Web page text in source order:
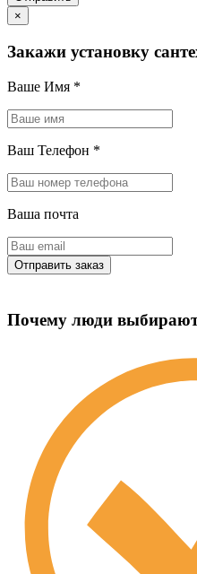
×
Закажи установку
Ваше Имя *
Ваш Телефон *
Ваша почта
Почему люди